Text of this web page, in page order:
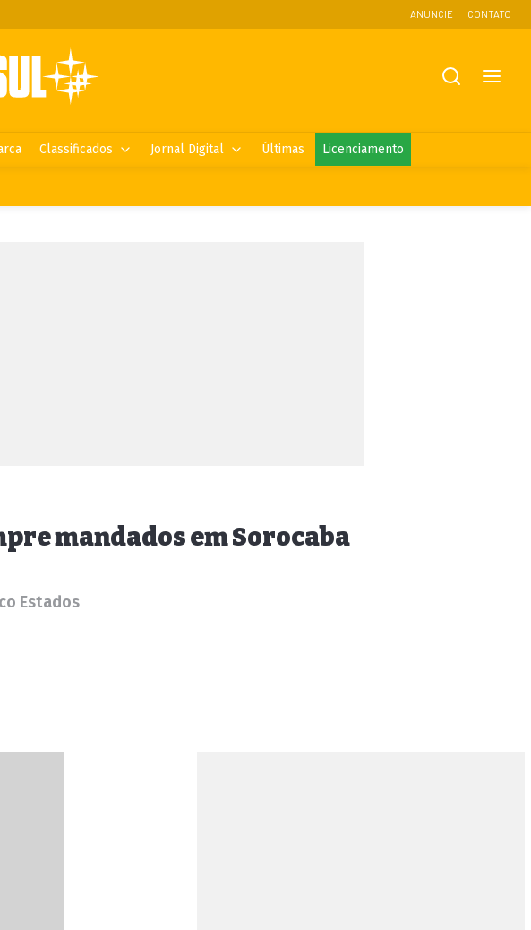
ANUNCIE CONTATO
Classificados Jornal Digital Últimas Licenciamento
mandados em Sorocaba
Estados